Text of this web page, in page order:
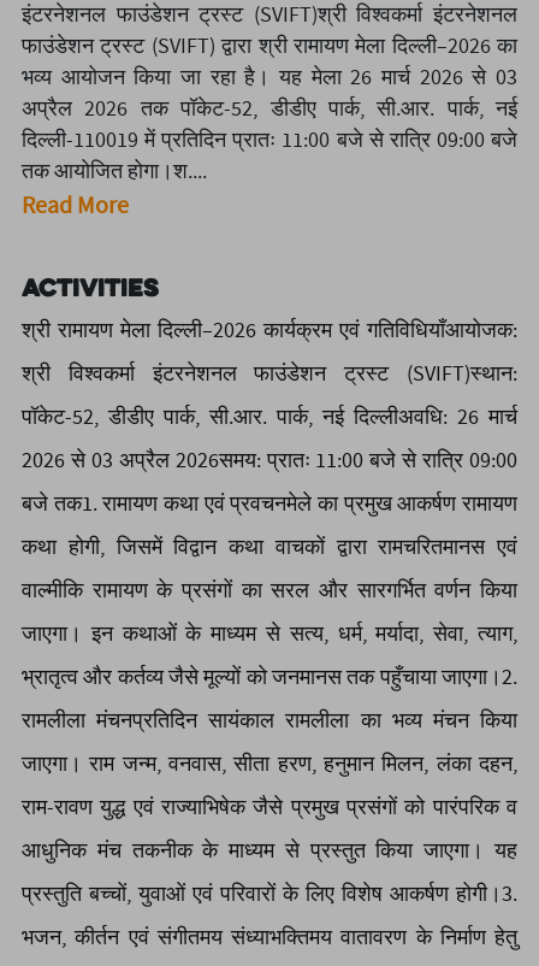
इंटरनेशनल फाउंडेशन ट्रस्ट (SVIFT)श्री विश्वकर्मा इंटरनेशनल
फाउंडेशन ट्रस्ट (SVIFT) द्वारा श्री रामायण मेला दिल्ली–2026 का
भव्य आयोजन किया जा रहा है। यह मेला 26 मार्च 2026 से 03
अप्रैल 2026 तक पॉकेट-52, डीडीए पार्क, सी.आर. पार्क, नई
दिल्ली-110019 में प्रतिदिन प्रातः 11:00 बजे से रात्रि 09:00 बजे
तक आयोजित होगा।श....
Read More
Activities
श्री रामायण मेला दिल्ली–2026 कार्यक्रम एवं गतिविधियाँआयोजक:
श्री विश्वकर्मा इंटरनेशनल फाउंडेशन ट्रस्ट (SVIFT)स्थान:
पॉकेट-52, डीडीए पार्क, सी.आर. पार्क, नई दिल्लीअवधि: 26 मार्च
2026 से 03 अप्रैल 2026समय: प्रातः 11:00 बजे से रात्रि 09:00
बजे तक1. रामायण कथा एवं प्रवचनमेले का प्रमुख आकर्षण रामायण
कथा होगी, जिसमें विद्वान कथा वाचकों द्वारा रामचरितमानस एवं
वाल्मीकि रामायण के प्रसंगों का सरल और सारगर्भित वर्णन किया
जाएगा। इन कथाओं के माध्यम से सत्य, धर्म, मर्यादा, सेवा, त्याग,
भ्रातृत्व और कर्तव्य जैसे मूल्यों को जनमानस तक पहुँचाया जाएगा।2.
रामलीला मंचनप्रतिदिन सायंकाल रामलीला का भव्य मंचन किया
जाएगा। राम जन्म, वनवास, सीता हरण, हनुमान मिलन, लंका दहन,
राम-रावण युद्ध एवं राज्याभिषेक जैसे प्रमुख प्रसंगों को पारंपरिक व
आधुनिक मंच तकनीक के माध्यम से प्रस्तुत किया जाएगा। यह
प्रस्तुति बच्चों, युवाओं एवं परिवारों के लिए विशेष आकर्षण होगी।3.
भजन, कीर्तन एवं संगीतमय संध्याभक्तिमय वातावरण के निर्माण हेतु